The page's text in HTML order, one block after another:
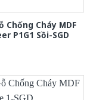
Chống Cháy MDF
P1G1 Sồi-SGD